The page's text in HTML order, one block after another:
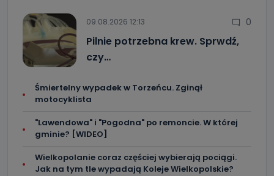
09.08.2026 12:13 0
Pilnie potrzebna krew. Sprwdź,
czy…
Śmiertelny wypadek w Torzeńcu. Zginął
motocyklista
"Lawendowa" i "Pogodna" po remoncie. W której
gminie? [WIDEO]
Wielkopolanie coraz częściej wybierają pociągi.
Jak na tym tle wypadają Koleje Wielkopolskie?